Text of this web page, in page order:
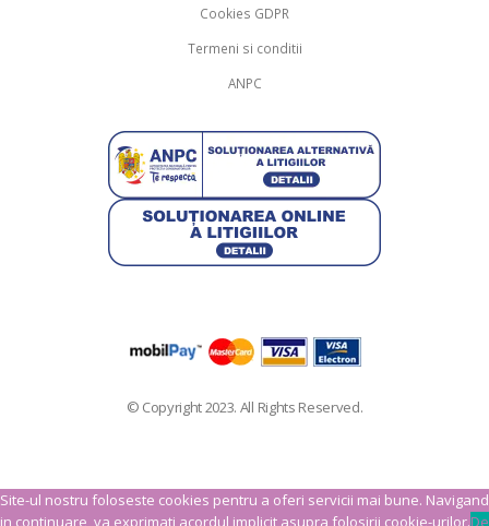
Cookies GDPR
Termeni si conditii
ANPC
© Copyright 2023. All Rights Reserved.
Site-ul nostru foloseste cookies pentru a oferi servicii mai bune. Navigand
in continuare, va exprimati acordul implicit asupra folosirii cookie-urilor.De